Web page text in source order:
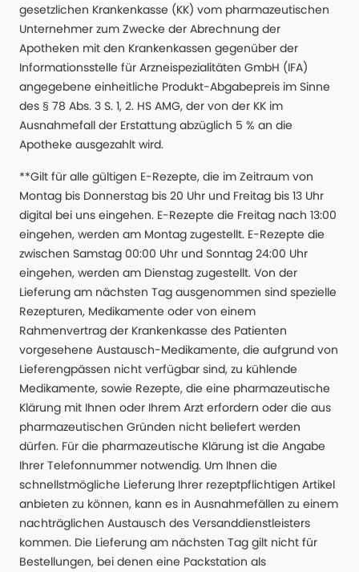
gesetzlichen Krankenkasse (KK) vom pharmazeutischen
Unternehmer zum Zwecke der Abrechnung der
Apotheken mit den Krankenkassen gegenüber der
Informationsstelle für Arzneispezialitäten GmbH (IFA)
angegebene einheitliche Produkt-Abgabepreis im Sinne
des § 78 Abs. 3 S. 1, 2. HS AMG, der von der KK im
Ausnahmefall der Erstattung abzüglich 5 % an die
Apotheke ausgezahlt wird.
**Gilt für alle gültigen E-Rezepte, die im Zeitraum von
Montag bis Donnerstag bis 20 Uhr und Freitag bis 13 Uhr
digital bei uns eingehen. E-Rezepte die Freitag nach 13:00
eingehen, werden am Montag zugestellt. E-Rezepte die
zwischen Samstag 00:00 Uhr und Sonntag 24:00 Uhr
eingehen, werden am Dienstag zugestellt. Von der
Lieferung am nächsten Tag ausgenommen sind spezielle
Rezepturen, Medikamente oder von einem
Rahmenvertrag der Krankenkasse des Patienten
vorgesehene Austausch-Medikamente, die aufgrund von
Lieferengpässen nicht verfügbar sind, zu kühlende
Medikamente, sowie Rezepte, die eine pharmazeutische
Klärung mit Ihnen oder Ihrem Arzt erfordern oder die aus
pharmazeutischen Gründen nicht beliefert werden
dürfen. Für die pharmazeutische Klärung ist die Angabe
Ihrer Telefonnummer notwendig. Um Ihnen die
schnellstmögliche Lieferung Ihrer rezeptpflichtigen Artikel
anbieten zu können, kann es in Ausnahmefällen zu einem
nachträglichen Austausch des Versanddienstleisters
kommen. Die Lieferung am nächsten Tag gilt nicht für
Bestellungen, bei denen eine Packstation als